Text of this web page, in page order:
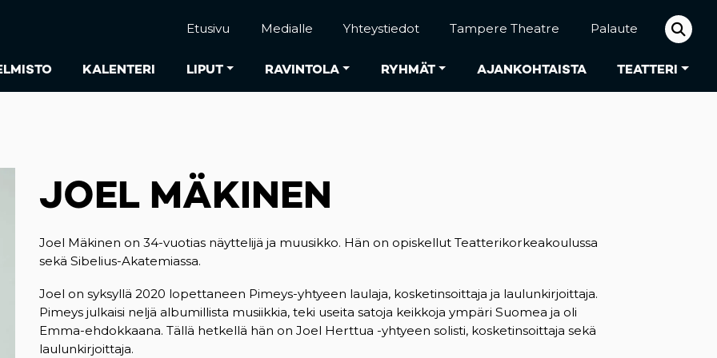
KALENTERI LIPUT RAVINTOLA RYHMÄT AJANKOHTAISTA TEATTERI
Etusivu Medialle Yhteystiedot Tampere Theatre Palaute
JOEL MÄKINEN
Joel Mäkinen on 34-vuotias näyttelijä ja muusikko. Hän on opiskellut Teatterikorkeakoulussa
sekä Sibelius-Akatemiassa.
Joel on syksyllä 2020 lopettaneen Pimeys-yhtyeen laulaja, kosketinsoittaja ja laulunkirjoittaja.
Pimeys julkaisi neljä albumillista musiikkia, teki useita satoja keikkoja ympäri Suomea ja oli
Emma-ehdokkaana. Tällä hetkellä hän on Joel Herttua -yhtyeen solisti, kosketinsoittaja sekä
laulunkirjoittaja.